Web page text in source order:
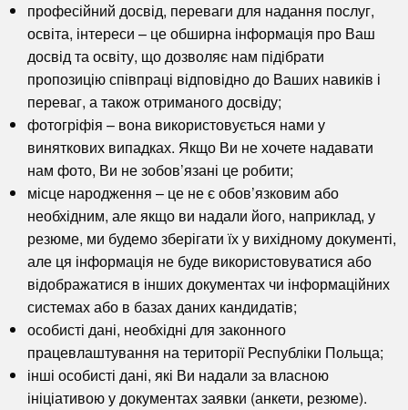
професійний досвід, переваги для надання послуг,
освіта, інтереси – це обширна інформація про Ваш
досвід та освіту, що дозволяє нам підібрати
пропозицію співпраці відповідно до Ваших навиків і
переваг, а також отриманого досвіду;
фотогріфія – вона використовується нами у
виняткових випадках. Якщо Ви не хочете надавати
нам фото, Ви не зобов’язані це робити;
місце народження – це не є обов’язковим або
необхідним, але якщо ви надали його, наприклад, у
резюме, ми будемо зберігати їх у вихідному документі,
але ця інформація не буде використовуватися або
відображатися в інших документах чи інформаційних
системах або в базах даних кандидатів;
особисті дані, необхідні для законного
працевлаштування на території Республіки Польща;
інші особисті дані, які Ви надали за власною
ініціативою у документах заявки (анкети, резюме).